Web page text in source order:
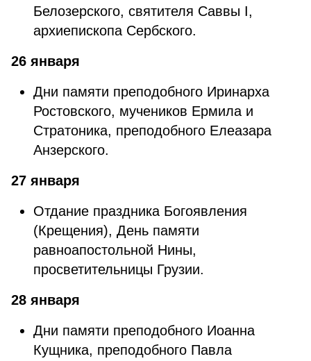
Белозерского, святителя Саввы I,
архиепископа Сербского.
26 января
Дни памяти преподобного Иринарха
Ростовского, мучеников Ермила и
Стратоника, преподобного Елеазара
Анзерского.
27 января
Отдание праздника Богоявления
(Крещения), День памяти
равноапостольной Нины,
просветительницы Грузии.
28 января
Дни памяти преподобного Иоанна
Кущника, преподобного Павла